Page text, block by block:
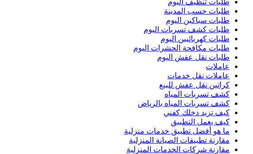
طلبات تنظيف اليوم
طلبات حسب المدينة
طلبات سباكين اليوم
طلبات كشف تسربات اليوم
طلبات كهربائيين اليوم
طلبات مكافحة الحشرات اليوم
طلبات نقل عفش اليوم
عاملات
عاملات نقل خدمات
كراتين نقل عفش للبيع
كشف تسربات المياه
كشف تسربات المياه بالرياض
كيف تزيد دخلك كفني
كيف يعمل التطبيق
ما هو أفضل تطبيق خدمات منزلية
مقارنة تطبيقات الصيانة المنزلية
مقارنة شركات الخدمات المنزلية